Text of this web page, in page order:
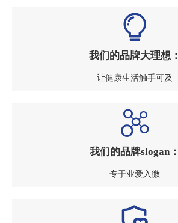
我们的品牌大理想：
让健康生活触手可及
我们的品牌slogan：
专于业爱入微